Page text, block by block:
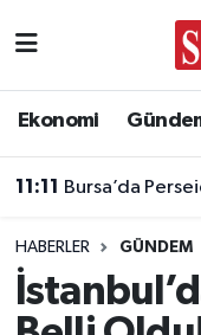
Ekonomi
11:11 Bursa’da
HABERLER GÜNDEM
Asayiş
Biyografi
Çevre
Ankara
Ankara Trafik
Süper Lig